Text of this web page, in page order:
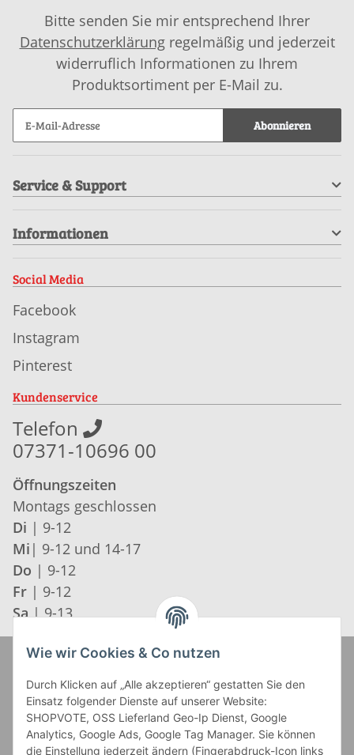
Bitte senden Sie mir entsprechend Ihrer
Datenschutzerklärungregelmäßig und jederzeit
widerruflich Informationen zu Ihrem
Produktsortiment per E-Mail zu.
Abonnieren
Service & Support
Informationen
Social Media
Facebook
Instagram
Pinterest
Kundenservice
Telefon
07371-10696 00
Öffnungszeiten
Montags geschlossen
Di | 9-12
Mi | 9-12 und 14-17
Do | 9-12
Fr | 9-12
Sa | 9-13
Wie wir Cookies & Co nutzen
Durch Klicken auf „Alle akzeptieren“ gestatten Sie den
Einsatz folgender Dienste auf unserer Website:
SHOPVOTE, OSS Lieferland Geo-Ip Dienst, Google
Analytics, Google Ads, Google Tag Manager. Sie können
die Einstellung jederzeit ändern (Fingerabdruck-Icon links